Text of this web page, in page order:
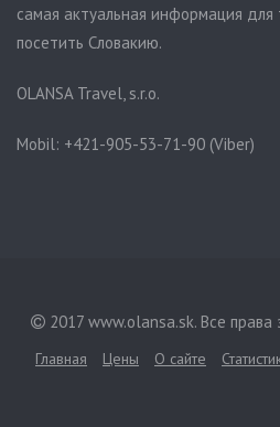
самая актуальная информация
посетить Словакию.
OLANSA Travel, s.r.o.
Mobil: +421-905-53-71-90 (Viber)
2017 www.olansa.sk. Все
Главная Цены О сайте